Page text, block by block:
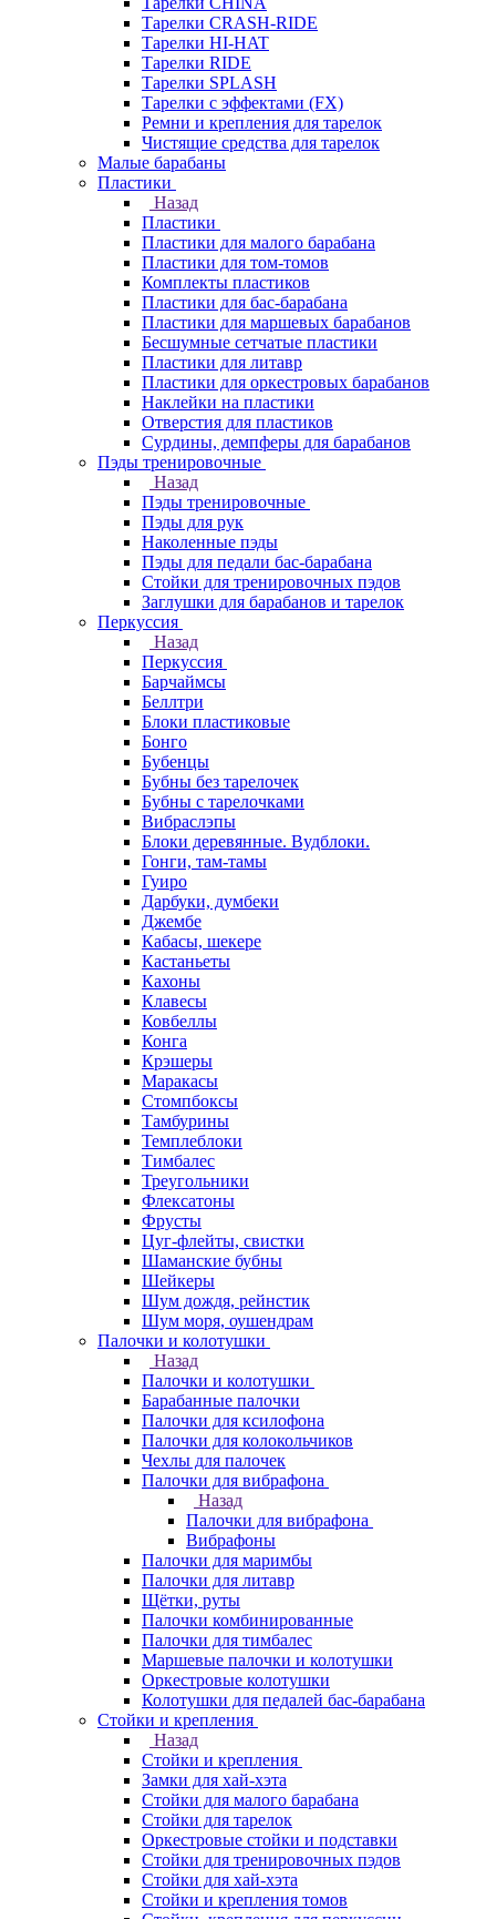
Тарелки CRASH-RIDE
Тарелки HI-HAT
Тарелки RIDE
Тарелки SPLASH
Тарелки с эффектами (FX)
Ремни и крепления для тарелок
Чистящие средства для тарелок
Малые барабаны
Пластики
Назад
Пластики
Пластики для малого барабана
Пластики для том-томов
Комплекты пластиков
Пластики для бас-барабана
Пластики для маршевых барабанов
Бесшумные сетчатые пластики
Пластики для литавр
Пластики для оркестровых барабанов
Наклейки на пластики
Отверстия для пластиков
Сурдины, демпферы для барабанов
Пэды тренировочные
Назад
Пэды тренировочные
Пэды для рук
Наколенные пэды
Пэды для педали бас-барабана
Стойки для тренировочных пэдов
Заглушки для барабанов и тарелок
Перкуссия
Назад
Перкуссия
Барчаймсы
Беллтри
Блоки пластиковые
Бонго
Бубенцы
Бубны без тарелочек
Бубны с тарелочками
Вибраслэпы
Блоки деревянные. Вудблоки.
Гонги, там-тамы
Гуиро
Дарбуки, думбеки
Джембе
Кабасы, шекере
Кастаньеты
Кахоны
Клавесы
Ковбеллы
Конга
Крэшеры
Маракасы
Стомпбоксы
Тамбурины
Темплеблоки
Тимбалес
Треугольники
Флексатоны
Фрусты
Цуг-флейты, свистки
Шаманские бубны
Шейкеры
Шум дождя, рейнстик
Шум моря, оушендрам
Палочки и колотушки
Назад
Палочки и колотушки
Барабанные палочки
Палочки для ксилофона
Палочки для колокольчиков
Чехлы для палочек
Палочки для вибрафона
Назад
Палочки для вибрафона
Вибрафоны
Палочки для маримбы
Палочки для литавр
Щётки, руты
Палочки комбинированные
Палочки для тимбалес
Маршевые палочки и колотушки
Оркестровые колотушки
Колотушки для педалей бас-барабана
Стойки и крепления
Назад
Стойки и крепления
Замки для хай-хэта
Стойки для малого барабана
Стойки для тарелок
Оркестровые стойки и подставки
Стойки для тренировочных пэдов
Стойки для хай-хэта
Стойки и крепления томов